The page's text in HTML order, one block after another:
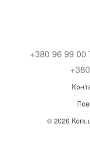
+380 96 99 00
© 2026